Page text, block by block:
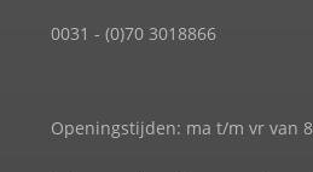
0031 - (0)70 3018866
Openingstijden: ma t/m vr van